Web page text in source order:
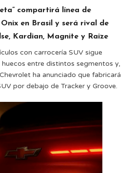
compartirá línea de
en Brasil y será rival de
Kardian, Magnite y Raize
con carrocería SUV sigue
entre distintos segmentos y,
ha anunciado que fabricará
por debajo de Tracker y Groove.